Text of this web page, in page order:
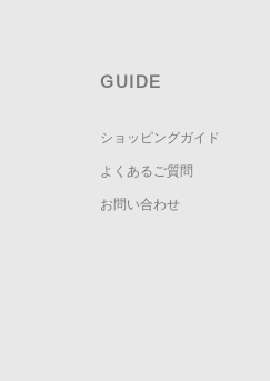
GUIDE
ショッピングガイド
よくあるご質問
お問い合わせ